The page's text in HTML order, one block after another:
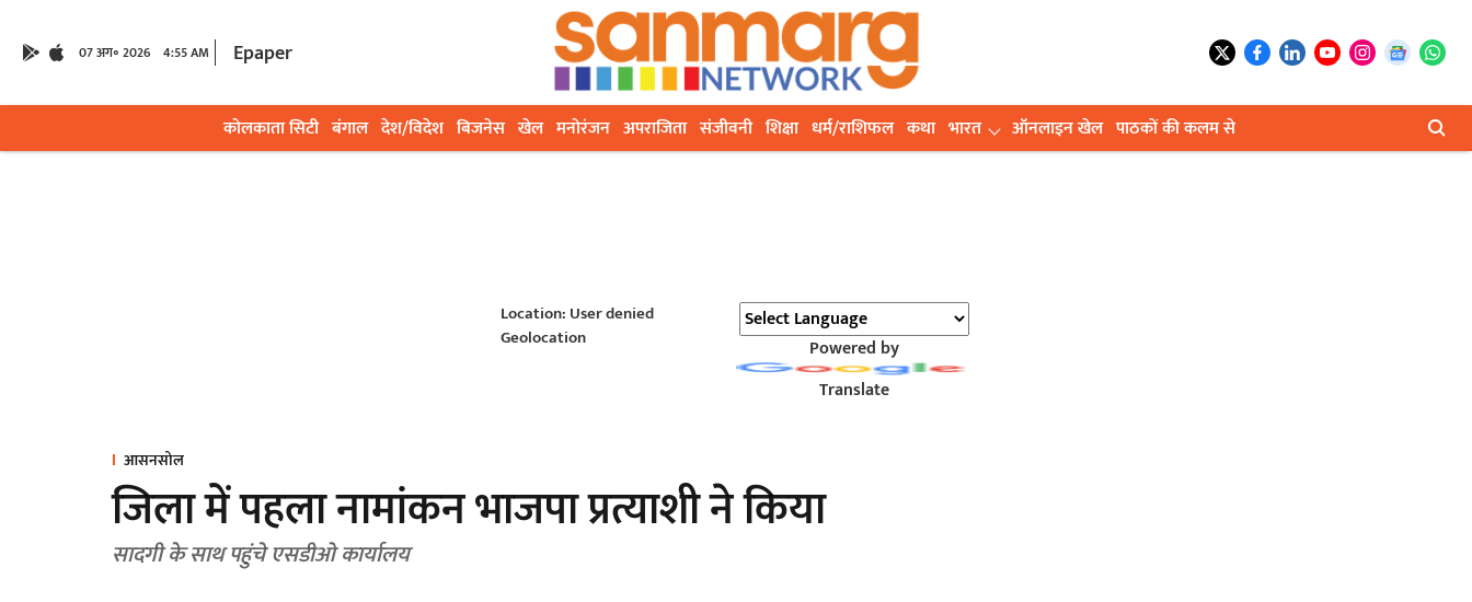
07 अग॰ 2026 4:55 AM Epaper
कोलकाता सिटी बंगाल देश/विदेश बिजनेस खेल मनोरंजन अपराजिता संजीवनी शिक्षा धर्म/राशिफल कथा भारत ऑनलाइन खेल पाठकों की कलम से
Location: User denied
Geolocation
Powered by
Translate
आसनसोल
जिला में पहला नामांकन भाजपा प्रत्याशी ने किया
सादगी के साथ पहुंचे एसडीओ कार्यालय